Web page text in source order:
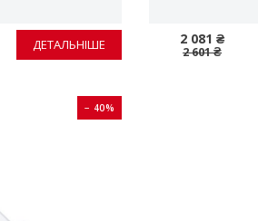
ДЕТАЛЬНІШЕ 2 081 ₴
2 601 ₴
− 40%